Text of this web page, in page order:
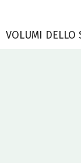
VOLUMI DELLO